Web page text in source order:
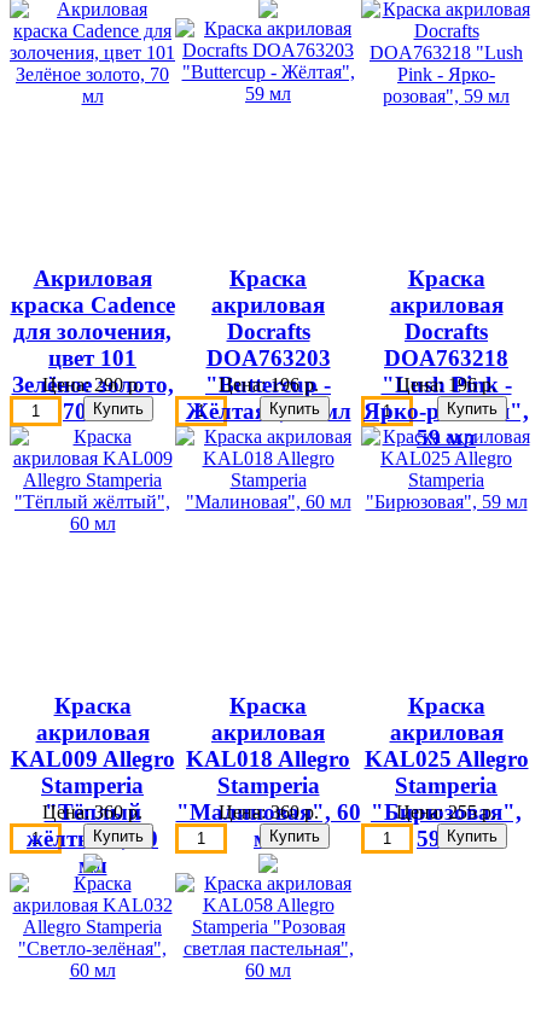
Акриловая
краска Cadence
для золочения,
цвет 101
Зелёное золото,
70 мл
Цена:290 р.
Краска
акриловая
Docrafts
DOA763203
"Buttercup -
Жёлтая", 59 мл
Цена:196 р.
Краска
акриловая
Docrafts
DOA763218
"Lush Pink -
Ярко-розовая",
59 мл
Цена: 196 р.
Краска
акриловая
KAL009 Allegro
Stamperia
"Тёплый
жёлтый", 60
мл
Цена:360 р.
Краска
акриловая
KAL018 Allegro
Stamperia
"Малиновая", 60
мл
Цена:360 р.
Краска
акриловая
KAL025 Allegro
Stamperia
"Бирюзовая",
59 мл
Цена:255 р.